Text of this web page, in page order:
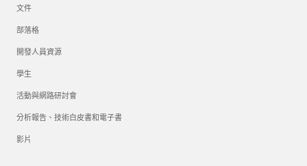
文件
部落格
開發人員資源
學生
活動與網路研討會
分析報告、技術白皮書和電子書
影片